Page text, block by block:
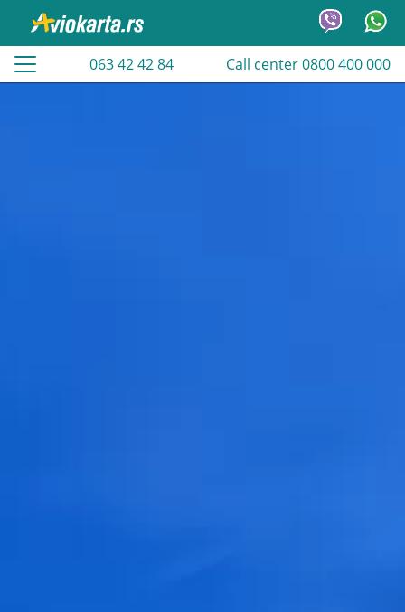
063 42 42 84 Call center 0800 400 000